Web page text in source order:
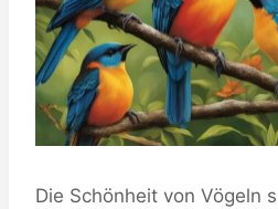
Die Schönheit von Vögeln